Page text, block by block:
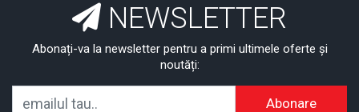
NEWSLETTER
Abonați-va la newsletter pentru a primi ultimele oferte și
noutăți:
Abonare